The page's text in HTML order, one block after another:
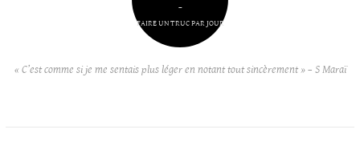
–
FAIRE UN TRUC PAR JOUR
« C’est comme si je me sentais plus léger en notant tout sincèrement » – S Maraï